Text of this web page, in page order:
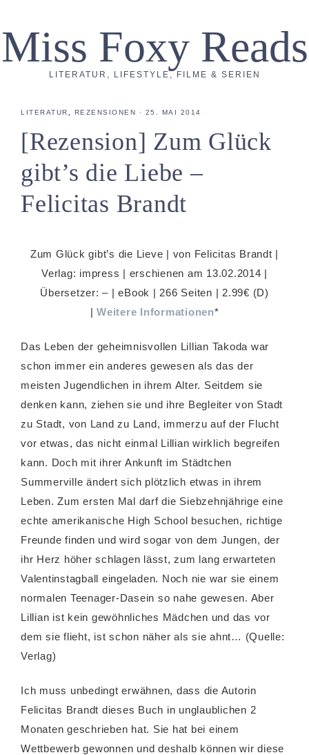
Miss Foxy Reads
LITERATUR, LIFESTYLE, FILME & SERIEN
LITERATUR REZENSIONEN · 25. MAI 2014
[Rezension] Zum Glück
gibt’s die Liebe –
Felicitas Brandt
Zum Glück gibt’s die Lieve | von Felicitas Brandt |
Verlag: impress | erschienen am 13.02.2014 |
Übersetzer: – | eBook | 266 Seiten | 2.99€ (D)
| Weitere Informationen*
Das Leben der geheimnisvollen Lillian Takoda war
schon immer ein anderes gewesen als das der
meisten Jugendlichen in ihrem Alter. Seitdem sie
denken kann, ziehen sie und ihre Begleiter von Stadt
zu Stadt, von Land zu Land, immerzu auf der Flucht
vor etwas, das nicht einmal Lillian wirklich begreifen
kann. Doch mit ihrer Ankunft im Städtchen
Summerville ändert sich plötzlich etwas in ihrem
Leben. Zum ersten Mal darf die Siebzehnjährige eine
echte amerikanische High School besuchen, richtige
Freunde finden und wird sogar von dem Jungen, der
ihr Herz höher schlagen lässt, zum lang erwarteten
Valentinstagball eingeladen. Noch nie war sie einem
normalen Teenager-Dasein so nahe gewesen. Aber
Lillian ist kein gewöhnliches Mädchen und das vor
dem sie flieht, ist schon näher als sie ahnt… (Quelle:
Verlag)
Ich muss unbedingt erwähnen, dass die Autorin
Felicitas Brandt dieses Buch in unglaublichen 2
Monaten geschrieben hat. Sie hat bei einem
Wettbewerb gewonnen und deshalb können wir diese